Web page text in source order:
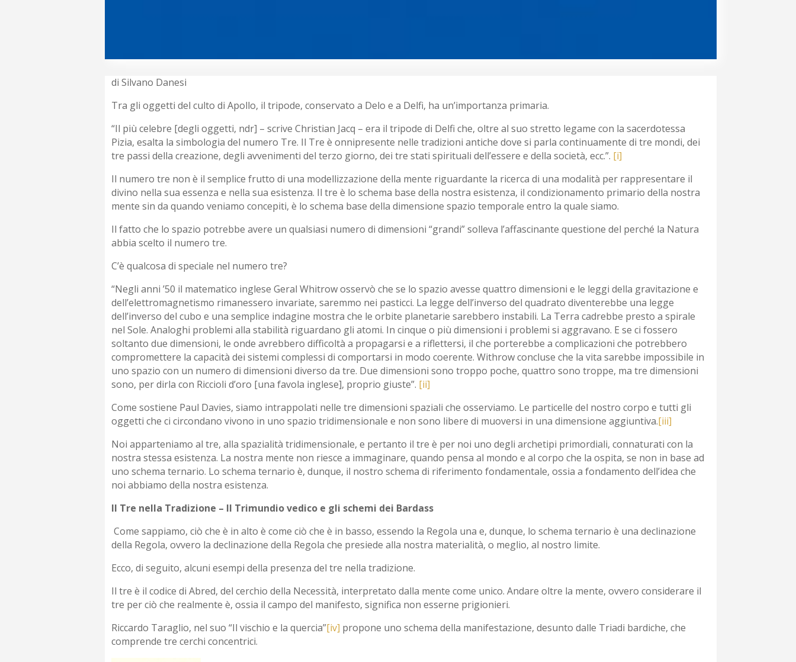
di Silvano Danesi
Tra gli oggetti del culto di Apollo, il tripode, conservato a Delo e a Delfi, ha un’importanza primaria.
“Il più celebre [degli oggetti, ndr] – scrive Christian Jacq – era il tripode di Delfi che, oltre al suo stretto legame con la sacerdotessa
Pizia, esalta la simbologia del numero Tre. Il Tre è onnipresente nelle tradizioni antiche dove si parla continuamente di tre mondi, dei
tre passi della creazione, degli avvenimenti del terzo giorno, dei tre stati spirituali dell’essere e della società, ecc.”. [i]
Il numero tre non è il semplice frutto di una modellizzazione della mente riguardante la ricerca di una modalità per rappresentare il
divino nella sua essenza e nella sua esistenza. Il tre è lo schema base della nostra esistenza, il condizionamento primario della nostra
mente sin da quando veniamo concepiti, è lo schema base della dimensione spazio temporale entro la quale siamo.
Il fatto che lo spazio potrebbe avere un qualsiasi numero di dimensioni “grandi” solleva l’affascinante questione del perché la Natura
abbia scelto il numero tre.
C’è qualcosa di speciale nel numero tre?
“Negli anni ’50 il matematico inglese Geral Whitrow osservò che se lo spazio avesse quattro dimensioni e le leggi della gravitazione e
dell’elettromagnetismo rimanessero invariate, saremmo nei pasticci. La legge dell’inverso del quadrato diventerebbe una legge
dell’inverso del cubo e una semplice indagine mostra che le orbite planetarie sarebbero instabili. La Terra cadrebbe presto a spirale
nel Sole. Analoghi problemi alla stabilità riguardano gli atomi. In cinque o più dimensioni i problemi si aggravano. E se ci fossero
soltanto due dimensioni, le onde avrebbero difficoltà a propagarsi e a riflettersi, il che porterebbe a complicazioni che potrebbero
compromettere la capacità dei sistemi complessi di comportarsi in modo coerente. Withrow concluse che la vita sarebbe impossibile in
uno spazio con un numero di dimensioni diverso da tre. Due dimensioni sono troppo poche, quattro sono troppe, ma tre dimensioni
sono, per dirla con Riccioli d’oro [una favola inglese], proprio giuste”. [ii]
Come sostiene Paul Davies, siamo intrappolati nelle tre dimensioni spaziali che osserviamo. Le particelle del nostro corpo e tutti gli
oggetti che ci circondano vivono in uno spazio tridimensionale e non sono libere di muoversi in una dimensione aggiuntiva.[iii]
Noi apparteniamo al tre, alla spazialità tridimensionale, e pertanto il tre è per noi uno degli archetipi primordiali, connaturati con la
nostra stessa esistenza. La nostra mente non riesce a immaginare, quando pensa al mondo e al corpo che la ospita, se non in base ad
uno schema ternario. Lo schema ternario è, dunque, il nostro schema di riferimento fondamentale, ossia a fondamento dell’idea che
noi abbiamo della nostra esistenza.
Il Tre nella Tradizione – Il Trimundio vedico e gli schemi dei Bardass
Come sappiamo, ciò che è in alto è come ciò che è in basso, essendo la Regola una e, dunque, lo schema ternario è una declinazione
della Regola, ovvero la declinazione della Regola che presiede alla nostra materialità, o meglio, al nostro limite.
Ecco, di seguito, alcuni esempi della presenza del tre nella tradizione.
Il tre è il codice di Abred, del cerchio della Necessità, interpretato dalla mente come unico. Andare oltre la mente, ovvero considerare il
tre per ciò che realmente è, ossia il campo del manifesto, significa non esserne prigionieri.
Riccardo Taraglio, nel suo “Il vischio e la quercia”[iv] propone uno schema della manifestazione, desunto dalle Triadi bardiche, che
comprende tre cerchi concentrici.